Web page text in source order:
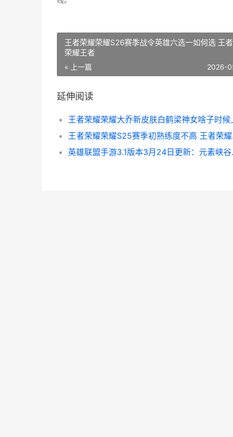
王者荣耀荣耀S26赛季战令英雄六选一如何选 王
荣耀王者
« 上一篇 2026-
延伸阅读
王者
英雄联